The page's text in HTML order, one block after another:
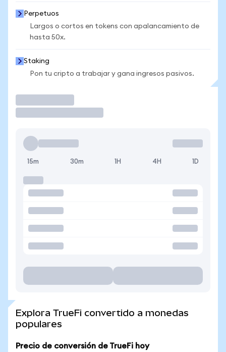
Perpetuos
Largos o cortos en tokens con apalancamiento de
hasta 50x.
Staking
Pon tu cripto a trabajar y gana ingresos pasivos.
15m 30m 1H 4H 1D
Explora TrueFi convertido a monedas
populares
Precio de conversión de TrueFi hoy